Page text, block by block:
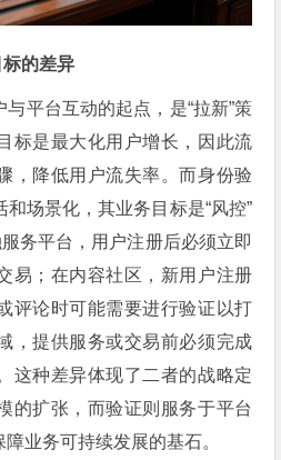
的差异
平台互动的起点，是“拉新”策
标是最大化用户增长，因此流
，降低用户流失率。而身份验
场景化，其业务目标是“风控”
务平台，用户注册后必须立即
易；在内容社区，新用户注册
评论时可能需要进行验证以打
，提供服务或交易前必须完成
这种差异体现了二者的战略定
的扩张，而验证则服务于平台
业务可持续发展的基石。